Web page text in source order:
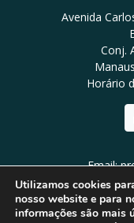
Avenida
Conj.
Horário
Email:
Utilizamos cookies
nosso website e para
informações são mais